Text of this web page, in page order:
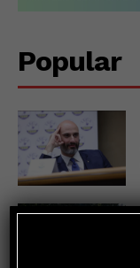
Popular